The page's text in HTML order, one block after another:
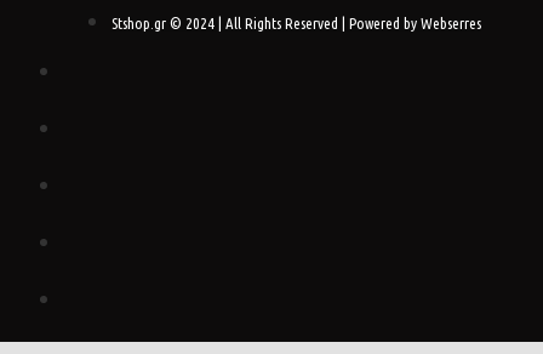
Stshop.gr © 2024 | All Rights Reserved | Powered by Webserres